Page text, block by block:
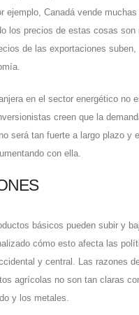
ejemplo, Canadá vende
los precios de estas cosas son
de las exportaciones
en el sector energético no
creen que la
será tan fuerte a largo plazo y
con ella.
básicos pueden subir y
cómo esto afecta las
y central. Las razones
agrícolas no son tan claras
y los metales.